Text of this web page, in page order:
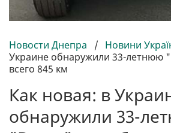
Новости Днепра / Новини
Украине обнаружили 33-летнюю
всего 845 км
Как новая: в
обнаружили 33-